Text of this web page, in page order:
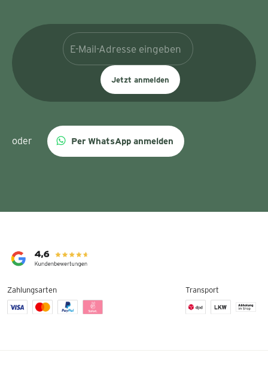
Jetzt anmelden
oder Per WhatsApp anmelden
Zahlungsarten Transport